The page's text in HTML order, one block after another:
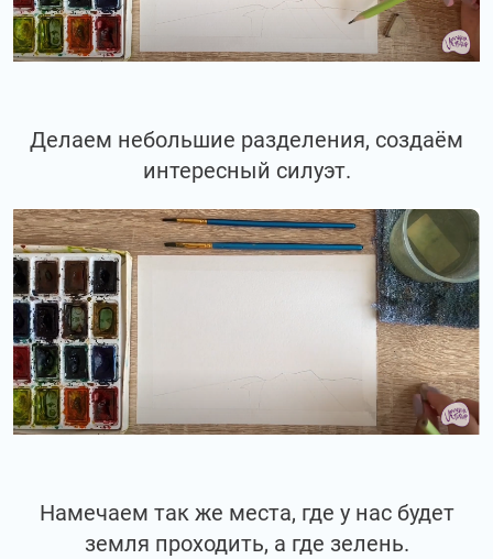
Делаем небольшие разделения, создаём
интересный силуэт.
Намечаем так же места, где у нас будет
земля проходить, а где зелень.